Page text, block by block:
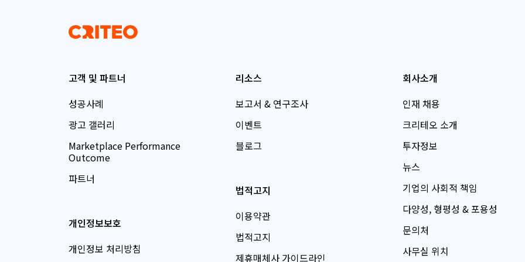
고객 및 파트너
성공사례
광고 갤러리
Marketplace Performance
Outcome
파트너
개인정보보호
개인정보 처리방침
리소스
보고서 & 연구조사
이벤트
블로그
법적고지
이용약관
법적고지
제휴매체사 가이드라인
회사소개
인재 채용
크리테오 소개
투자정보
뉴스
기업의 사회적 책임
다양성, 형평성 & 포용성
문의처
사무실 위치